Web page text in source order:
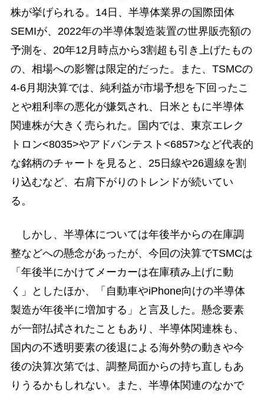
株が挙げられる。14日、半導体業界の国際団体
SEMIが、2022年の半導体製造装置の世界販売額の
予測を、20年12月時点から3割超も引き上げたもの
の、相場への影響は限定的だった。また、TSMCの
4-6月期決算では、純利益が市場予想を下回ったこ
とや粗利率の悪化が嫌気され、日米ともに半導体
関連株が大きく売られた。国内では、東京エレク
トロン<8035>やアドバンテスト<6857>など代表的
な銘柄のチャートを見ると、25日線や26週線を割
り込むなど、右肩下がりのトレンドが続いてい
る。
しかし、半導体については年後半からの在庫調
整などへの懸念があったが、今回の決算でTSMCは
「年後半にかけてメーカーは在庫積み上げに動
く」としたほか、「自動車やiPhone向けの半導体
製造が年後半に増加する」と言及した。懸念要素
が一部払拭されたこともあり、半導体関連株も、
国内の不透明要素の後退による海外勢の動きや今
後の決算次第では、調整局面からの持ち直しもあ
りうるかもしれない。また、半導体関連のなかで